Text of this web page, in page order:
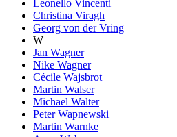
Leonello Vincenti
Christina Viragh
Georg von der Vring
W
Jan Wagner
Nike Wagner
Cécile Wajsbrot
Martin Walser
Michael Walter
Peter Wapnewski
Martin Warnke